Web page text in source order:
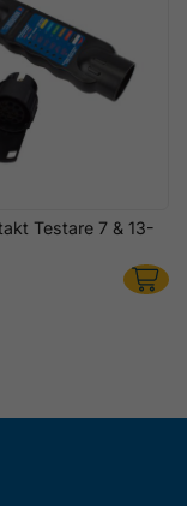
Testare 7 & 13-